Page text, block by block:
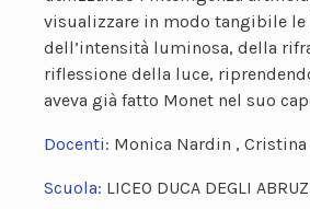
visualizzare in modo tangibile le
dell’intensità luminosa, della
riflessione della luce,
aveva già fatto Monet nel suo
Docenti: Monica Nardin , Cristina
Scuola: LICEO DUCA DEGLI